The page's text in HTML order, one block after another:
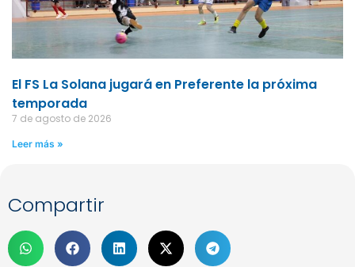
El FS La Solana jugará en Preferente la próxima
temporada
7 de agosto de 2026
Leer más »
Compartir